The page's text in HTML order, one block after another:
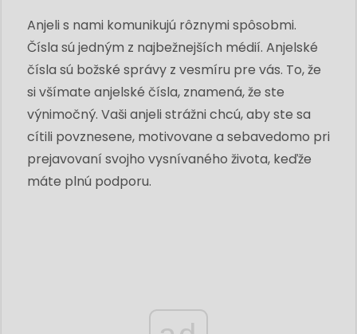
Anjeli s nami komunikujú rôznymi spôsobmi.
Čísla sú jedným z najbežnejších médií. Anjelské
čísla sú božské správy z vesmíru pre vás. To, že
si všímate anjelské čísla, znamená, že ste
výnimočný. Vaši anjeli strážni chcú, aby ste sa
cítili povznesene, motivovane a sebavedomo pri
prejavovaní svojho vysnívaného života, keďže
máte plnú podporu.